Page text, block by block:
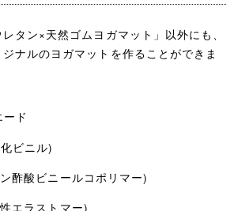
タン×天然ゴムヨガマット」以外にも、
ナルのヨガマットを作ることができま
ド
ビニル)
酢酸ビニールコポリマー)
エラストマー)